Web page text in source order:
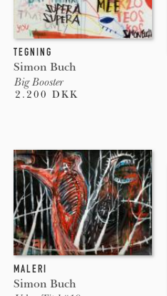
TEGNING
Simon Buch
Big Booster
2.200 DKK
MALERI
Simon Buch